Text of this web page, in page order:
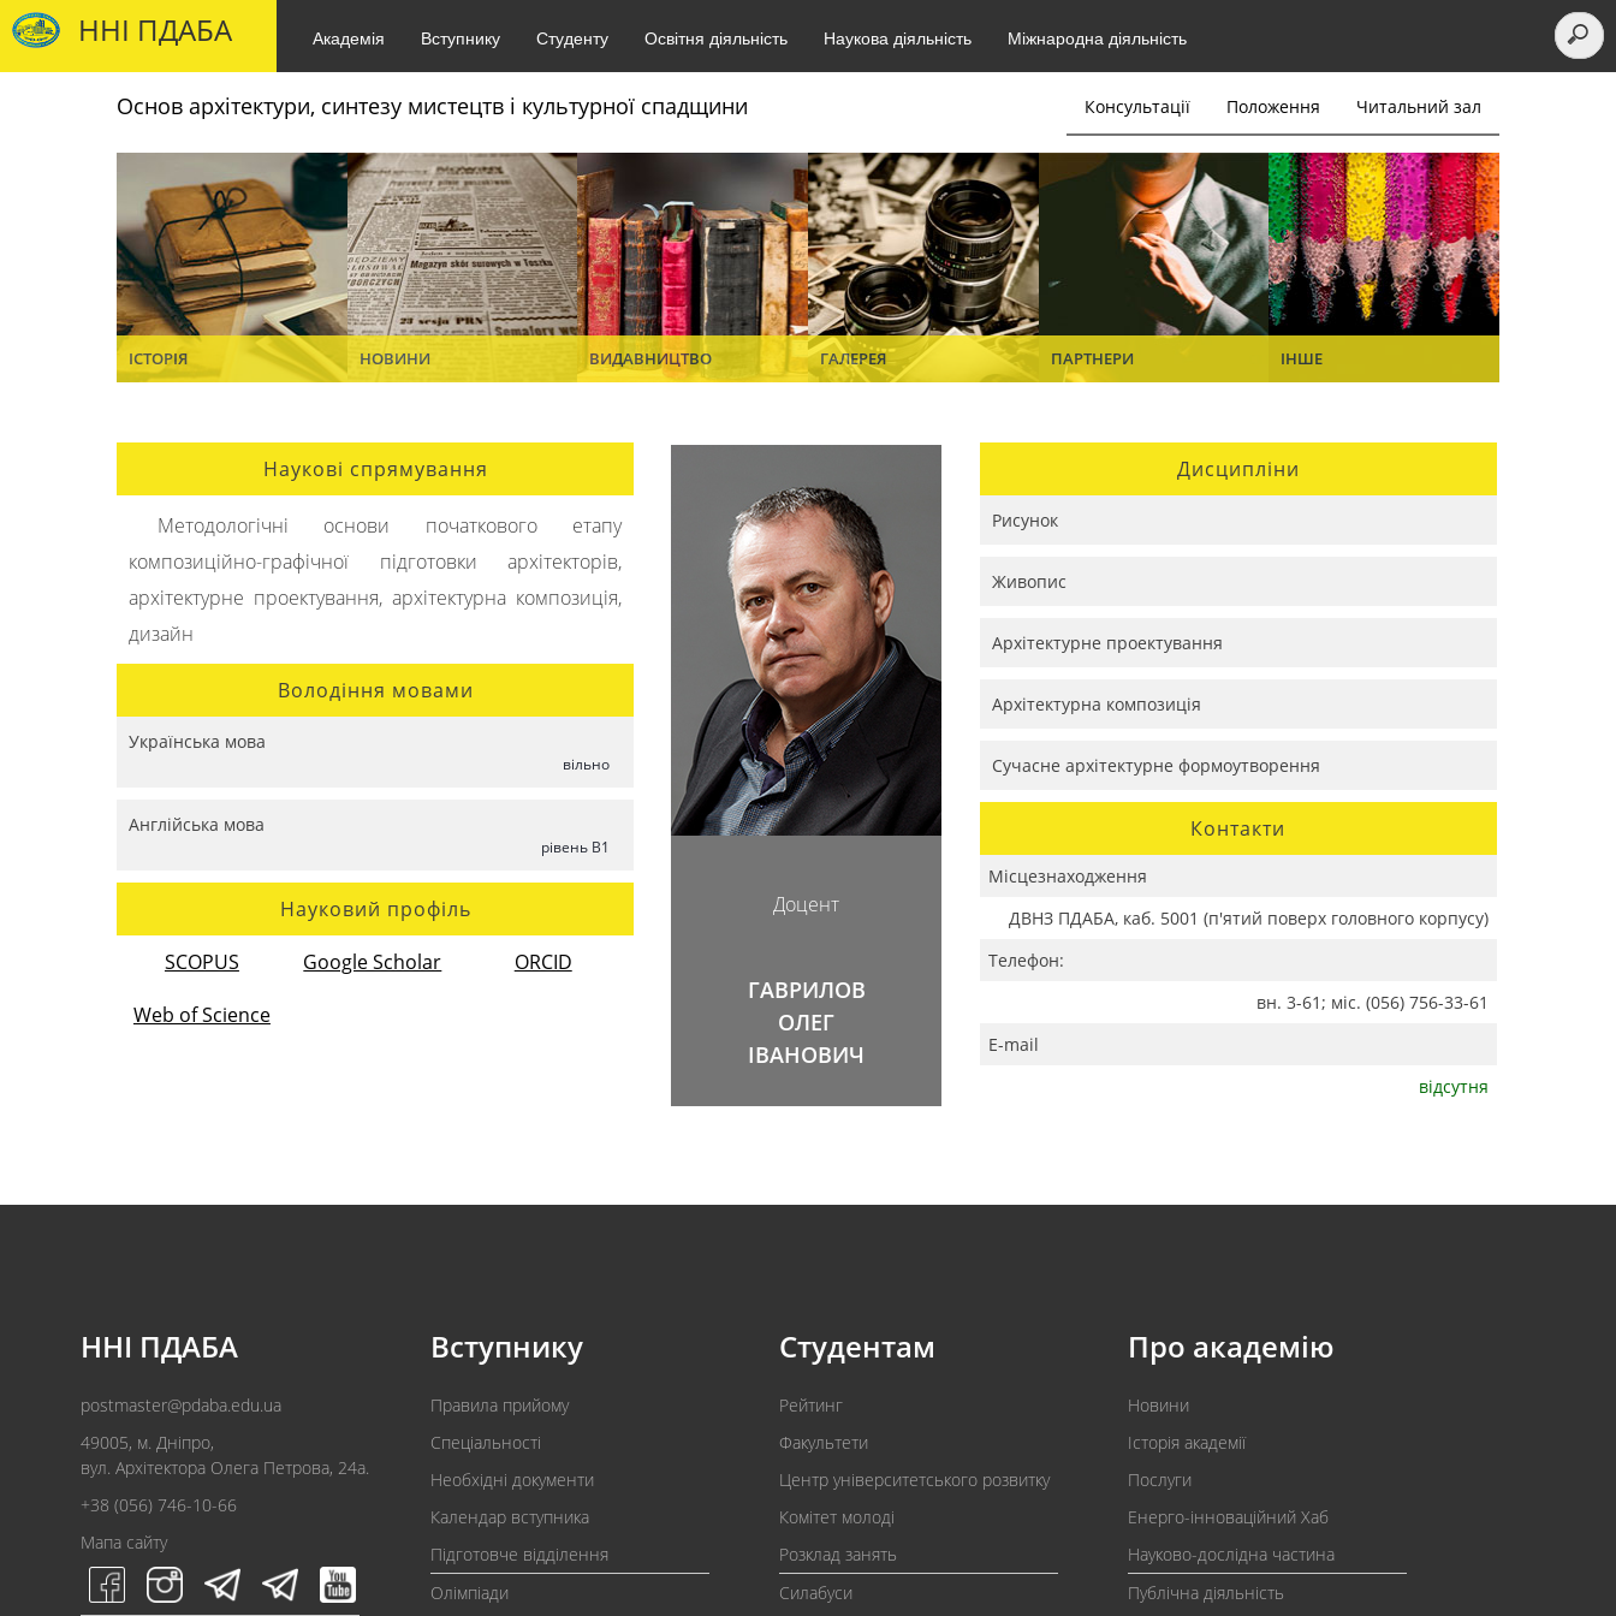
ННІ ПДАБА Академія Вступнику Студенту Освітня діяльність Наукова діяльність Міжнародна діяльність
Основ архітектури, синтезу мистецтв і культурної спадщини Консультації Положення Читальний зал
ІСТОРІЯ НОВИНИ ВИДАВНИЦТВО ГАЛЕРЕЯ ПАРТНЕРИ ІНШЕ
Наукові спрямування
Методологічні основи початкового етапу
композиційно-графічної підготовки архітекторів,
архітектурне проектування, архітектурна композиція,
дизайн
Володіння мовами
Українська мова
вільно
Англійська мова
рівень B1
Науковий профіль
SCOPUS
Google Scholar
ORCID
Web of Science
Доцент
ГАВРИЛОВ
ОЛЕГ
ІВАНОВИЧ
Дисципліни
Рисунок
Живопис
Архітектурне проектування
Архітектурна композиція
Сучасне архітектурне формоутворення
Контакти
Місцезнаходження
ДВНЗ ПДАБА, каб. 5001 (п'ятий поверх головного корпусу)
Телефон:
вн. 3-61; міс. (056) 756-33-61
E-mail
відсутня
ННІ ПДАБА
postmaster@pdaba.edu.ua
49005, м. Дніпро,
вул. Архітектора Олега Петрова, 24а.
+38 (056) 746-10-66
Мапа сайту
Вступнику
Правила прийому
Спеціальності
Необхідні документи
Календар вступника
Підготовче відділення
Олімпіади
Студентам
Рейтинг
Факультети
Центр університетського розвитку
Комітет молоді
Розклад занять
Силабуси
Про академію
Новини
Історія академії
Послуги
Енерго-інноваційний Хаб
Науково-дослідна частина
Публічна діяльність